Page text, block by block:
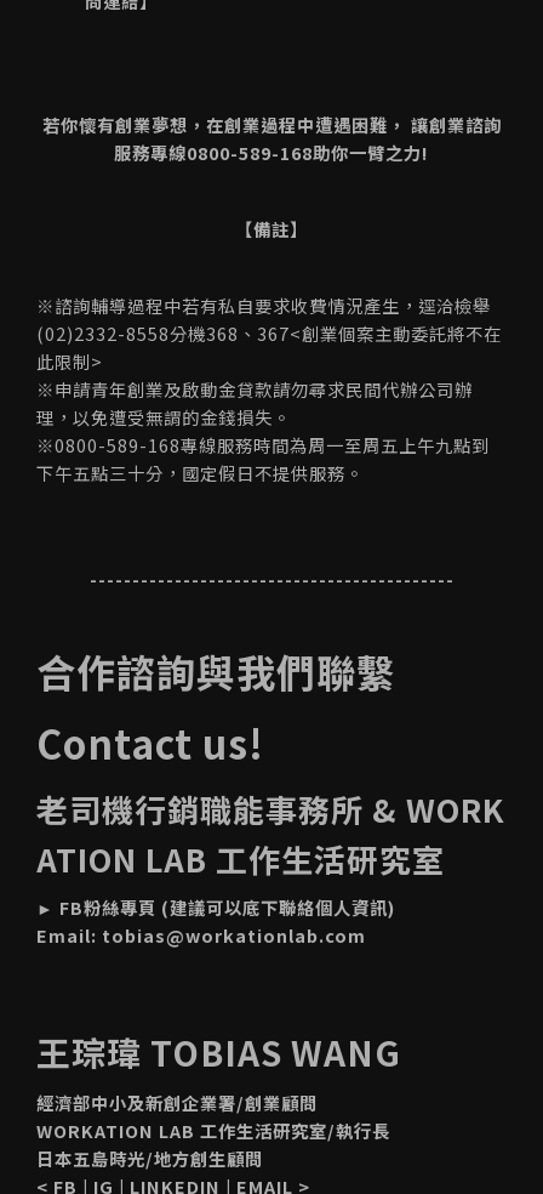
若你懷有創業夢想，在創業過程中遭遇困難， 讓創業諮詢
服務專線0800-589-168助你一臂之力!
【備註】
※諮詢輔導過程中若有私自要求收費情況產生，逕洽檢舉
(02)2332-8558分機368、367<創業個案主動委託將不在
此限制>
※申請青年創業及啟動金貸款請勿尋求民間代辦公司辦
理，以免遭受無謂的金錢損失。
※0800-589-168專線服務時間為周一至周五上午九點到
下午五點三十分，國定假日不提供服務。
-------------------------------------------
合作諮詢與我們聯繫
Contact us!
老司機行銷職能事務所 & WORK
ATION LAB 工作生活研究室
► FB粉絲專頁 (建議可以底下聯絡個人資訊)
Email: tobias@workationlab.com
王琮瑋 TOBIAS WANG
經濟部中小及新創企業署/創業顧問
WORKATION LAB 工作生活研究室/執行長
日本五島時光/地方創生顧問
< FB | IG | LINKEDIN | EMAIL >